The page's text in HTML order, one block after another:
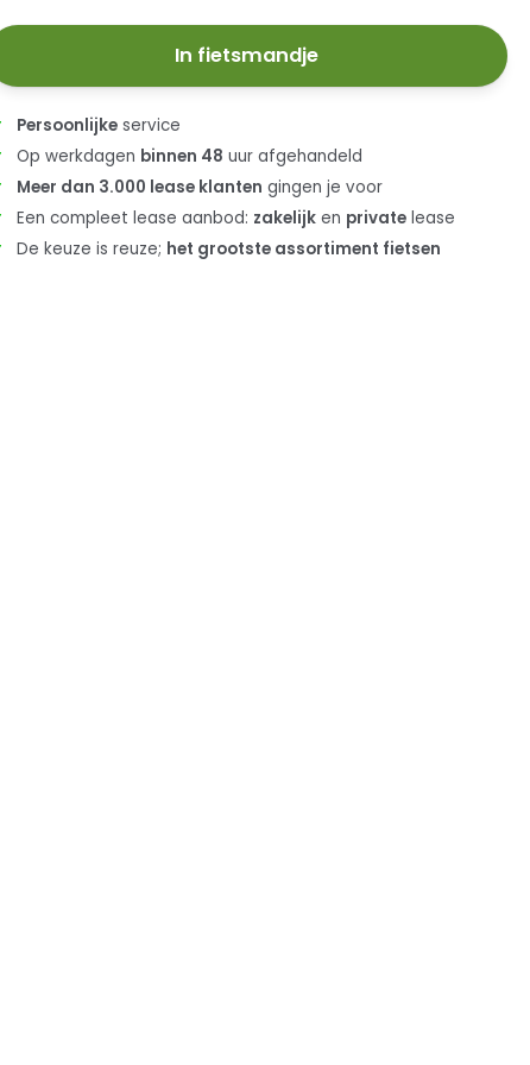
In fietsmandje
Persoonlijkeservice
Op werkdagen binnen 48 uur afgehandeld
Meer dan 3.000 lease klanten gingen je voor
Een compleet lease aanbod: zakelijken privatelease
De keuze is reuze; het grootste assortiment fietsen